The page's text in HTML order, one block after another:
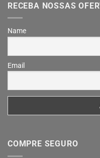
RECEBA NOSSAS
Name
Email
COMPRE SEGURO